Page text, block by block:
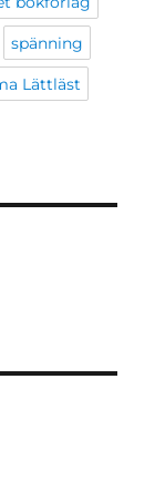
spänning
Lättläst